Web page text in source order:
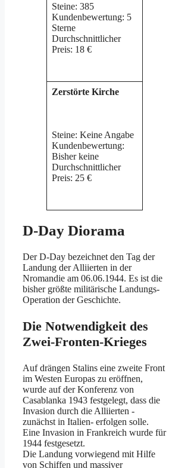
Steine: 385
Kundenbewertung: 5
Sterne
Durchschnittlicher
Preis: 18 €
Zerstörte Kirche
Steine: Keine Angabe
Kundenbewertung:
Bisher keine
Durchschnittlicher
Preis: 25 €
D-Day Diorama
Der D-Day bezeichnet den Tag der
Landung der Alliierten in der
Nromandie am 06.06.1944. Es ist die
bisher größte militärische Landungs-
Operation der Geschichte.
Die Notwendigkeit des
Zwei-Fronten-Krieges
Auf drängen Stalins eine zweite Front
im Westen Europas zu eröffnen,
wurde auf der Konferenz von
Casablanka 1943 festgelegt, dass die
Invasion durch die Alliierten -
zunächst in Italien- erfolgen solle.
Eine Invasion in Frankreich wurde für
1944 festgesetzt.
Die Landung vorwiegend mit Hilfe
von Schiffen und massiver